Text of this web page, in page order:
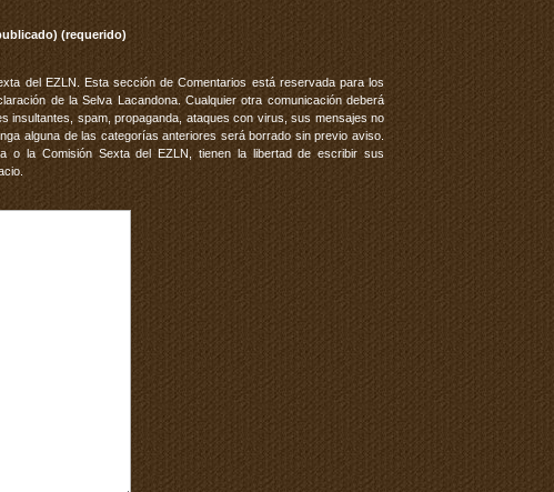
(requerido)
del EZLN. Esta sección de Comentarios está reservada para los
de la Selva Lacandona. Cualquier otra comunicación deberá
insultantes, spam, propaganda, ataques con virus, sus mensajes no
alguna de las categorías anteriores será borrado sin previo aviso.
o la Comisión Sexta del EZLN, tienen la libertad de escribir sus